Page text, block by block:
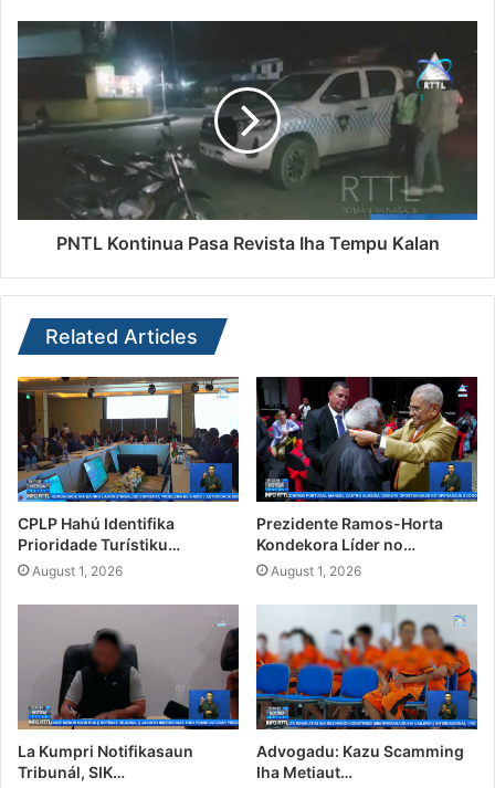
PNTL Kontinua Pasa Revista Iha Tempu Kalan
Related Articles
CPLP Hahú Identifika
Prioridade Turístiku…
August 1, 2026
Prezidente Ramos-Horta
Kondekora Líder no…
August 1, 2026
La Kumpri Notifikasaun
Tribunál, SIK…
Advogadu: Kazu Scamming
Iha Metiaut…